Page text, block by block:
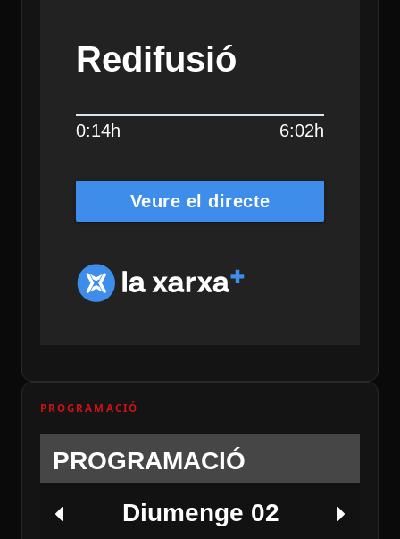
Redifusió
0:14h 6:02h
Veure el directe
PROGRAMACIÓ
PROGRAMACIÓ
Diumenge 02